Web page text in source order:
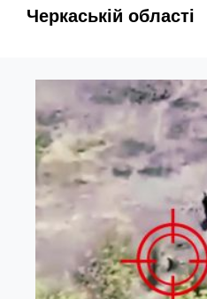
Черкаській області